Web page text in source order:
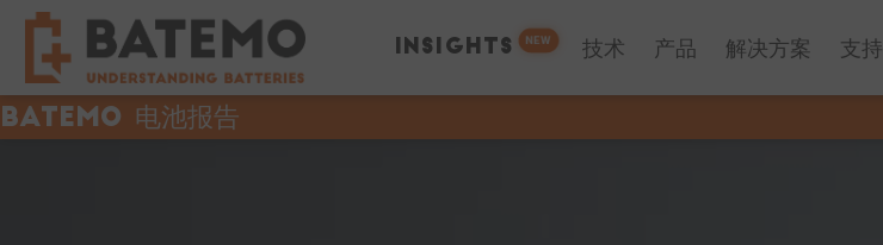
INSIGHTS NEW 技术 产品 解决方案 支持
Batemo 电池报告